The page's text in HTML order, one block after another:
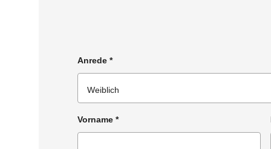
Anrede *
Vorname *